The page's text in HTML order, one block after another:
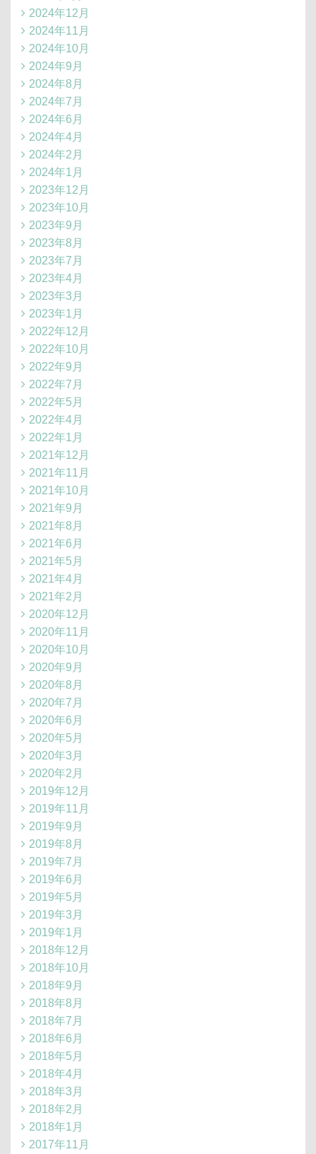
2024年12月
2024年11月
2024年10月
2024年9月
2024年8月
2024年7月
2024年6月
2024年4月
2024年2月
2024年1月
2023年12月
2023年10月
2023年9月
2023年8月
2023年7月
2023年4月
2023年3月
2023年1月
2022年12月
2022年10月
2022年9月
2022年7月
2022年5月
2022年4月
2022年1月
2021年12月
2021年11月
2021年10月
2021年9月
2021年8月
2021年6月
2021年5月
2021年4月
2021年2月
2020年12月
2020年11月
2020年10月
2020年9月
2020年8月
2020年7月
2020年6月
2020年5月
2020年3月
2020年2月
2019年12月
2019年11月
2019年9月
2019年8月
2019年7月
2019年6月
2019年5月
2019年3月
2019年1月
2018年12月
2018年10月
2018年9月
2018年8月
2018年7月
2018年6月
2018年5月
2018年4月
2018年3月
2018年2月
2018年1月
2017年11月